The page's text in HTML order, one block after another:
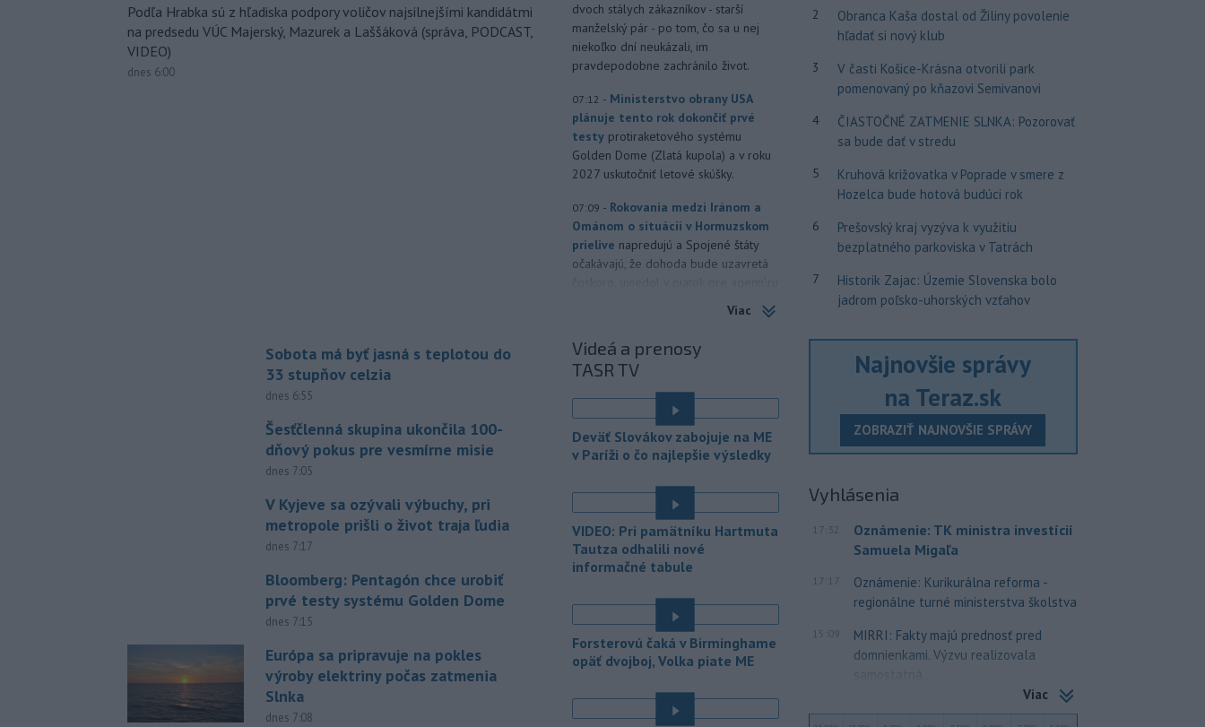
Podľa Hrabka sú z hľadiska podpory voličov najsilnejšími kandidátmi
na predsedu VÚC Majerský, Mazurek a Laššáková (správa, PODCAST,
VIDEO)
dnes 6:00
Sobota má byť jasná s teplotou do
33 stupňov celzia
dnes 6:55
Šesťčlenná skupina ukončila 100-
dňový pokus pre vesmírne misie
dnes 7:05
V Kyjeve sa ozývali výbuchy, pri
metropole prišli o život traja ľudia
dnes 7:17
Bloomberg: Pentagón chce urobiť
prvé testy systému Golden Dome
dnes 7:15
Európa sa pripravuje na pokles
výroby elektriny počas zatmenia
Slnka
dnes 7:08
dvoch stálych zákazníkov - starší
manželský pár - po tom, čo sa u nej
niekoľko dní neukázali, im
pravdepodobne zachránilo život.
07:12 - Ministerstvo obrany USA
plánuje tento rok dokončiť prvé
testy protiraketového systému
Golden Dome (Zlatá kupola) a v roku
2027 uskutočniť letové skúšky.
07:09 - Rokovania medzi Iránom a
Ománom o situácii v Hormuzskom
prielive napredujú a Spojené štáty
očakávajú, že dohoda bude uzavretá
07:01 - Úrady vo východnej Číne v
sobotu zatvorili školy a mnohé
lokality v reakcii na tajfún
Dolphin, ktorý sa blíži k pevnine. TASR
o tom informuje na základe správy
agentúry AP.
Arnaldi vypadol na turnaji ATP
Masters 1000 v Montreale už v 3.
kole dvojhry.
20:18 - Pri požiari lesného porastu v
takmer 50 hasičov.
20:01 - Vláda Konžskej
demokratickej republiky (KDR) v
zásielkach oxidu kobaltnatého
vyvážaných do Číny nachádza urán.
Viac
Videá a prenosy
TASR TV
Deväť Slovákov zabojuje na ME
v Paríži o čo najlepšie výsledky
VIDEO: Pri pamätníku Hartmuta
Tautza odhalili nové
informačné tabule
Forsterovú čaká v Birminghame
opäť dvojboj, Volka piate ME
2
Obranca Kaša dostal od Žiliny povolenie
hľadať si nový klub
3
V časti Košice-Krásna otvorili park
pomenovaný po kňazovi Semivanovi
4
ČIASTOČNÉ ZATMENIE SLNKA: Pozorovať
sa bude dať v stredu
5
Kruhová križovatka v Poprade v smere z
Hozelca bude hotová budúci rok
6
Prešovský kraj vyzýva k využitiu
bezplatného parkoviska v Tatrách
7
Historik Zajac: Územie Slovenska bolo
jadrom poľsko-uhorských vzťahov
Najnovšie správy
na Teraz.sk
ZOBRAZIŤ NAJNOVŠIE SPRÁVY
Vyhlásenia
17:32
Oznámenie: TK ministra investícií
Samuela Migaľa
17:17
Oznámenie: Kurikurálna reforma -
regionálne turné ministerstva školstva
15:09
MIRRI: Fakty majú prednosť pred
domnienkami. Výzvu realizovala
samostatná...
Viac